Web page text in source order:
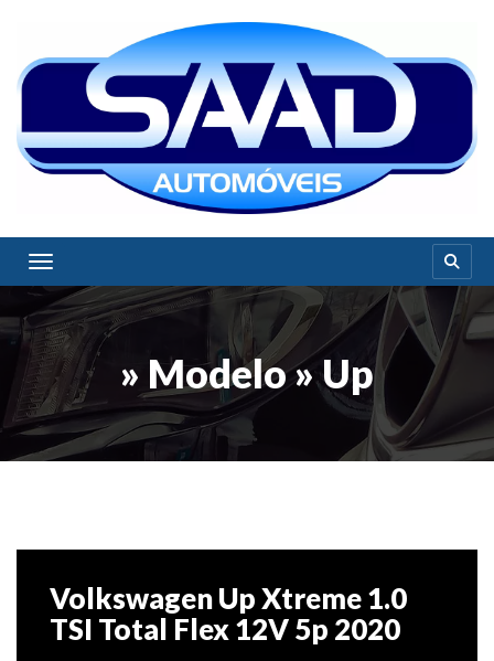
Toggle navigation
» Modelo » Up
Volkswagen Up Xtreme 1.0
TSI Total Flex 12V 5p 2020